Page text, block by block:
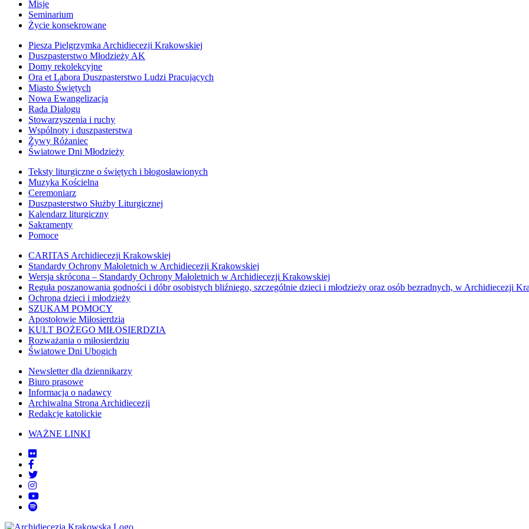
Misje
Seminarium
Życie konsekrowane
Piesza Pielgrzymka Archidiecezji Krakowskiej
Duszpasterstwo Młodzieży AK
Domy rekolekcyjne
Ora et Labora Duszpasterstwo Ludzi Pracujących
Miasto Świętych
Nowa Ewangelizacja
Rada Dialogu
Stowarzyszenia i ruchy
Wspólnoty i duszpasterstwa
Żywy Różaniec
Światowe Dni Młodzieży
Teksty liturgiczne o świętych i błogosławionych
Muzyka Kościelna
Ceremoniarz
Duszpasterstwo Służby Liturgicznej
Kalendarz liturgiczny
Sakramenty
Pomoce
CARITAS Archidiecezji Krakowskiej
Standardy Ochrony Małoletnich w Archidiecezji Krakowskiej
Wersja skrócona – Standardy Ochrony Małoletnich w Archidiecezji Krakowskiej
Reguła poszanowania godności i dóbr osobistych bliźniego, szczególnie dzieci i młodzieży oraz osób bezradnych, w Archidiecezji
Ochrona dzieci i młodzieży
SZUKAM POMOCY
Apostołowie Miłosierdzia
KULT BOŻEGO MIŁOSIERDZIA
Rozważania o miłosierdziu
Światowe Dni Ubogich
Newsletter dla dziennikarzy
Biuro prasowe
Informacja o nadawcy
Archiwalna Strona Archidiecezji
Redakcje katolickie
WAŻNE LINKI